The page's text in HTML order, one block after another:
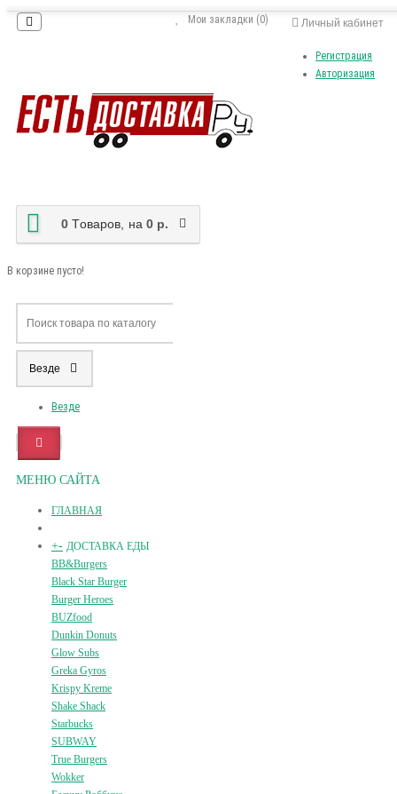
Личный кабинет
Регистрация
Авторизация
Мои закладки (0)
0 Tоваров, на 0 р.
В корзине пусто!
Везде
Везде
МЕНЮ САЙТА
ГЛАВНАЯ
+- ДОСТАВКА ЕДЫ
BB&Burgers
Black Star Burger
Burger Heroes
BUZfood
Dunkin Donuts
Glow Subs
Greka Gyros
Krispy Kreme
Shake Shack
Starbucks
SUBWAY
True Burgers
Wokker